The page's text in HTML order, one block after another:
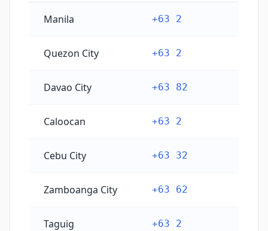
Manila +63 2
Quezon City +63 2
Davao City +63 82
Caloocan +63 2
Cebu City +63 32
Zamboanga City +63 62
Taguig +63 2